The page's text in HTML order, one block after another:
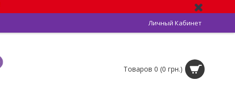
Личный Кабинет
Товаров 0 (0 грн.)